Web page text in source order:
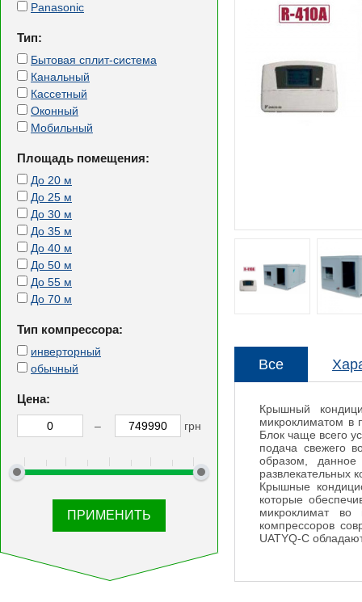
Все
Крышный
микроклиматом в
Блок чаще всего
подача свежего
образом,
развлекательных
Крышные
которые
микроклимат во
компрессоров
UATYQ-C
Panasonic
Тип:
Бытовая сплит-система
Канальный
Кассетный
Оконный
Мобильный
Площадь помещения:
До 20 м
До 25 м
До 30 м
До 35 м
До 40 м
До 50 м
До 55 м
До 70 м
Тип компрессора:
инверторный
обычный
Цена:
– грн